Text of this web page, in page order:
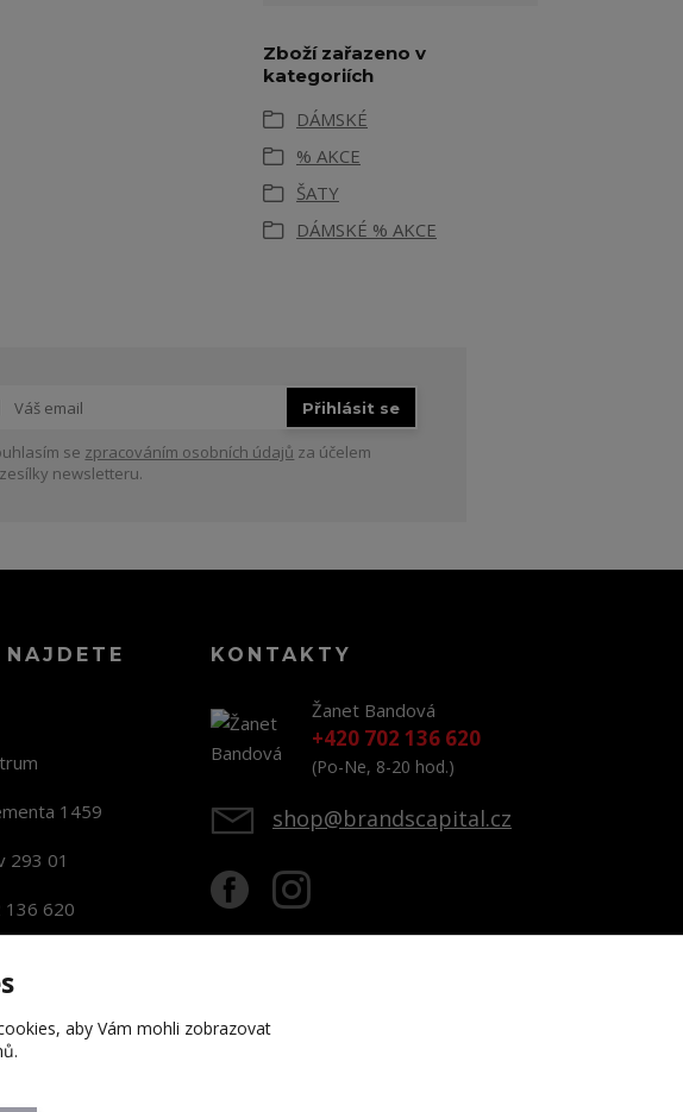
Zboží zařazeno v
kategoriích
DÁMSKÉ
% AKCE
ŠATY
DÁMSKÉ % AKCE
Přihlásit se
se zpracováním osobních údajů za účelem
newsletteru.
1459
293 01
136 620
KONTAKTY
Žanet Bandová
+420 702 136 620
(Po-Ne, 8-20 hod.)
shop@brandscapital.cz
aby Vám mohli zobrazovat